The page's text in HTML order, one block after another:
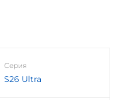
Серия
S26 Ultra